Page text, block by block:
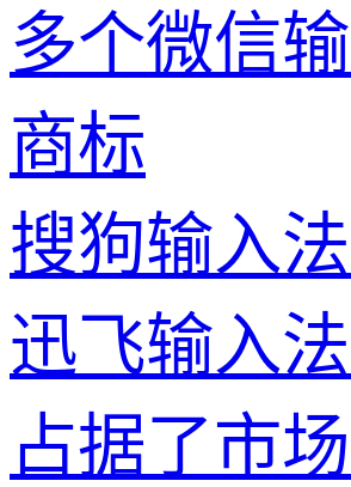
多个微信
商标
搜狗输入
迅飞输入
占据了市